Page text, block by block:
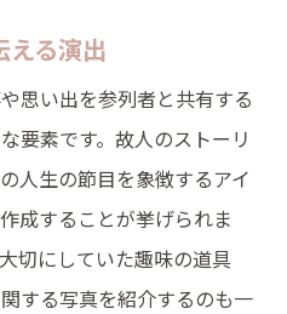
える演出
思い出を参列者と共有する
要素です。故人のストーリ
人生の節目を象徴するアイ
成することが挙げられま
切にしていた趣味の道具
する写真を紹介するのも一